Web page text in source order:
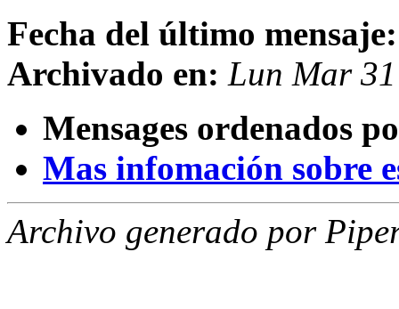
Fecha del último mensaje:
Archivado en: Lun Mar
Mensages ordenados
Mas infomación sobre
Archivo generado por